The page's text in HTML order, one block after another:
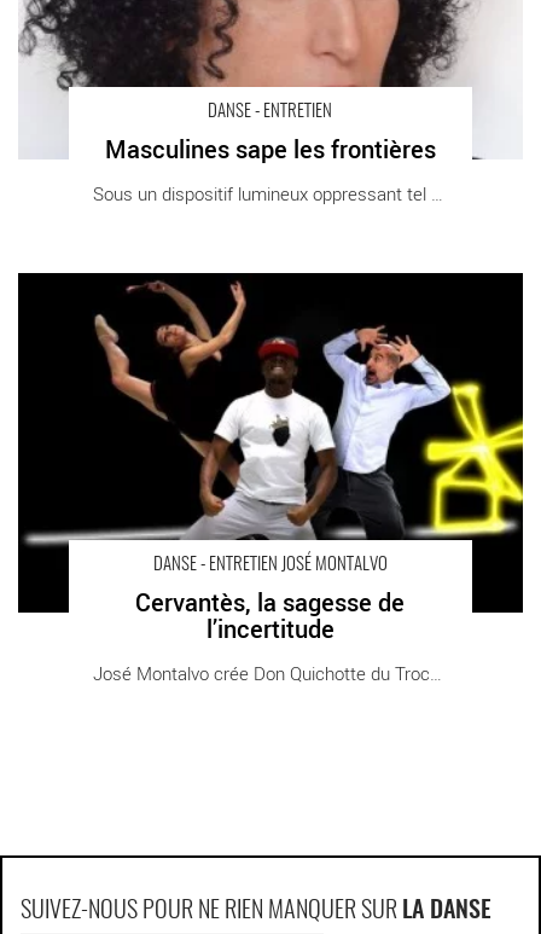
DANSE - ENTRETIEN
Masculines sape les frontières
Sous un dispositif lumineux oppressant tel un [...]
DANSE - ENTRETIEN JOSÉ MONTALVO
Cervantès, la sagesse de
l’incertitude
Cervantès, la sagesse de l’incertitude - Critique sortie Danse
Paris Théâtre national de Chaillot
SUIVEZ-NOUS POUR NE RIEN MANQUER SUR LA DANSE